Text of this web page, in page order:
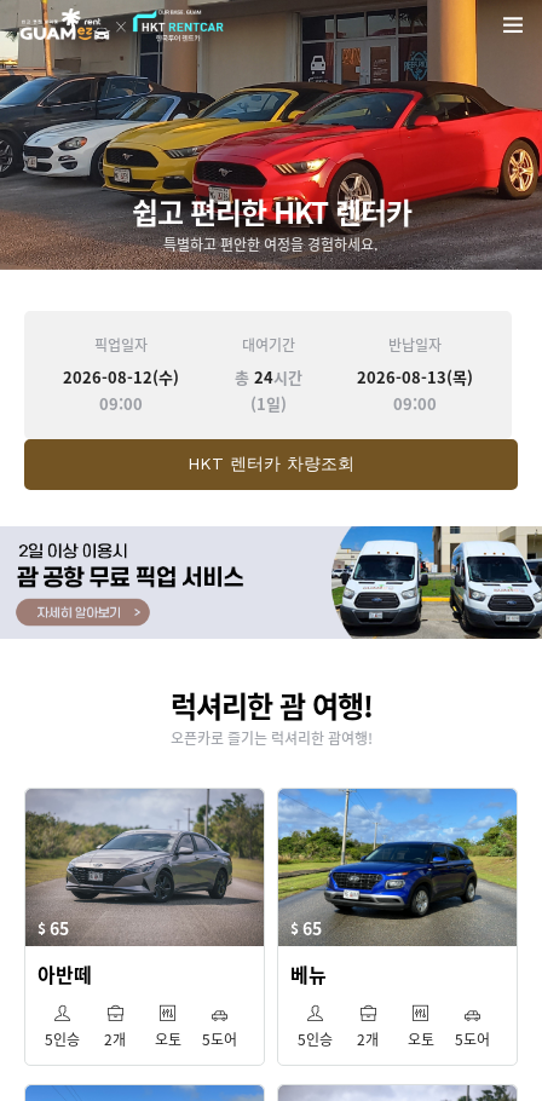
쉽고 편리한 HKT 렌터카
특별하고 편안한 여정을 경험하세요.
픽업일자
2026-08-12(수)
09:00
대여기간
총24시간
(1일)
반납일자
2026-08-13(목)
09:00
HKT 렌터카 차량조회
럭셔리한 괌 여행!
오픈카로 즐기는 럭셔리한 괌여행!
$65
아반떼
5인승 2개 오토 5도어
$65
베뉴
5인승 2개 오토 5도어